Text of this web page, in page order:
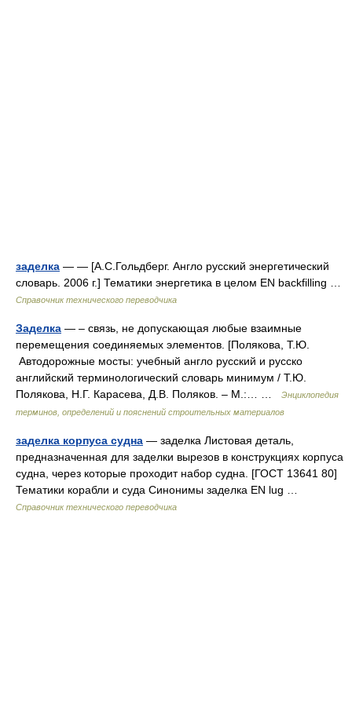
заделка — — [А.С.Гольдберг. Англо русский энергетический
словарь. 2006 г.] Тематики энергетика в целом EN backfilling …
Справочник технического переводчика
Заделка — – связь, не допускающая любые взаимные
перемещения соединяемых элементов. [Полякова, Т.Ю.
Автодорожные мосты: учебный англо русский и русско
английский терминологический словарь минимум / Т.Ю.
Полякова, Н.Г. Карасева, Д.В. Поляков. – М.:… …
Энциклопедия
терминов, определений и пояснений строительных материалов
заделка корпуса судна — заделка Листовая деталь,
предназначенная для заделки вырезов в конструкциях корпуса
судна, через которые проходит набор судна. [ГОСТ 13641 80]
Тематики корабли и суда Синонимы заделка EN lug …
Справочник технического переводчика